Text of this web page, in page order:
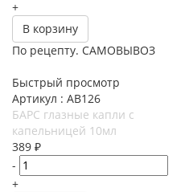
+
В корзину
По рецепту. САМОВЫВОЗ
Быстрый просмотр
Артикул : АВ126
БАРС глазные капли с
капельницей 10мл
389 ₽
-
+